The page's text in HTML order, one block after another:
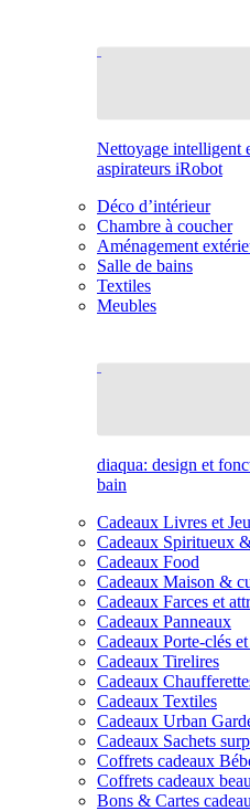
Nettoyage intelligent
aspirateurs iRobot
Déco d’intérieur
Chambre à coucher
Aménagement
Salle de bains
Textiles
Meubles
diaqua: design et
bain
Cadeaux Livres et
Cadeaux Spiritueux
Cadeaux Food
Cadeaux Maison &
Cadeaux Farces et
Cadeaux Panneaux
Cadeaux Porte-clés
Cadeaux Tirelires
Cadeaux
Cadeaux Textiles
Cadeaux Urban
Cadeaux Sachets
Coffrets cadeaux
Coffrets cadeaux
Bons & Cartes